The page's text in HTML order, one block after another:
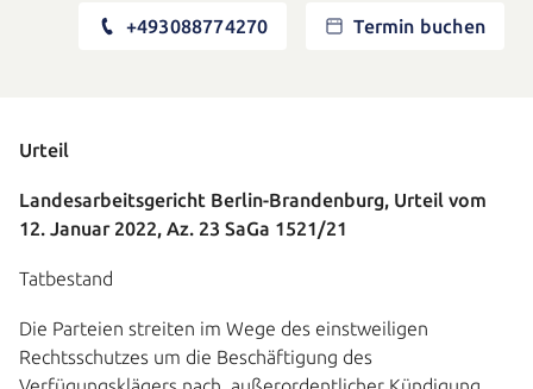
+493088774270 Termin buchen
Urteil
Landesarbeitsgericht Berlin-Brandenburg, Urteil vom
12. Januar 2022, Az. 23 SaGa 1521/21
Tatbestand
Die Parteien streiten im Wege des einstweiligen
Rechtsschutzes um die Beschäftigung des